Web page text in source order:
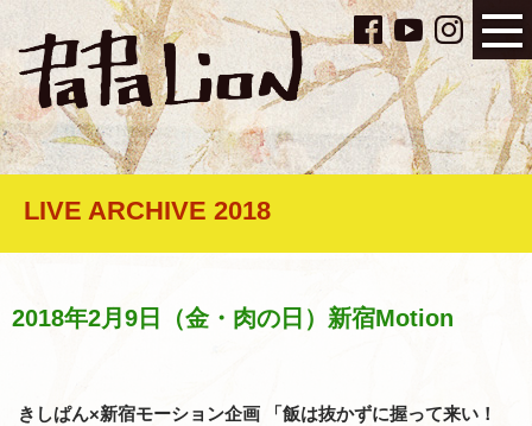
LIVE ARCHIVE 2018
2018年2月9日（金・肉の日）新宿Motion
きしぱん×新宿モーション企画 「飯は抜かずに握って来い！